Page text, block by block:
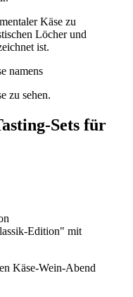
Sets für
Edition" mit
Käse-Wein-Abend